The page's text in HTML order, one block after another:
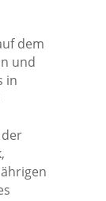
dem
und
in